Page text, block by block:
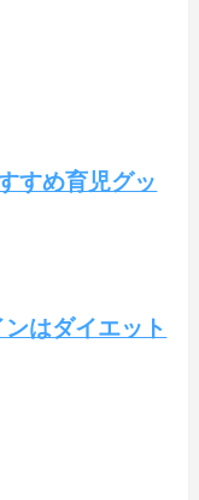
すめ育児グッ
ンはダイエット